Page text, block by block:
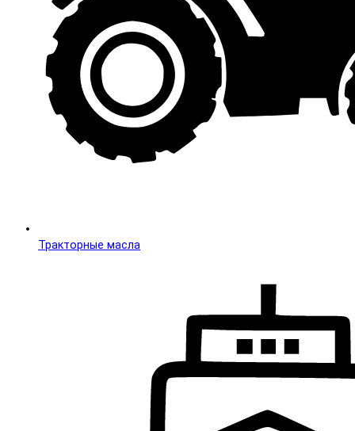
Тракторные масла